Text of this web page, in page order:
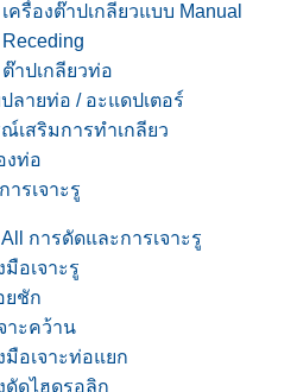
เครื่องต๊าปเกลียวแบบ Manual
Receding
ต๊าปเกลียวท่อ
ลายท่อ / อะแดปเตอร์
เสริมการทำเกลียว
งท่อ
ารเจาะรู
การดัดและการเจาะรู
มือเจาะรู
ยชัก
าะคว้าน
มือเจาะท่อแยก
ดัดไฮดรอลิก